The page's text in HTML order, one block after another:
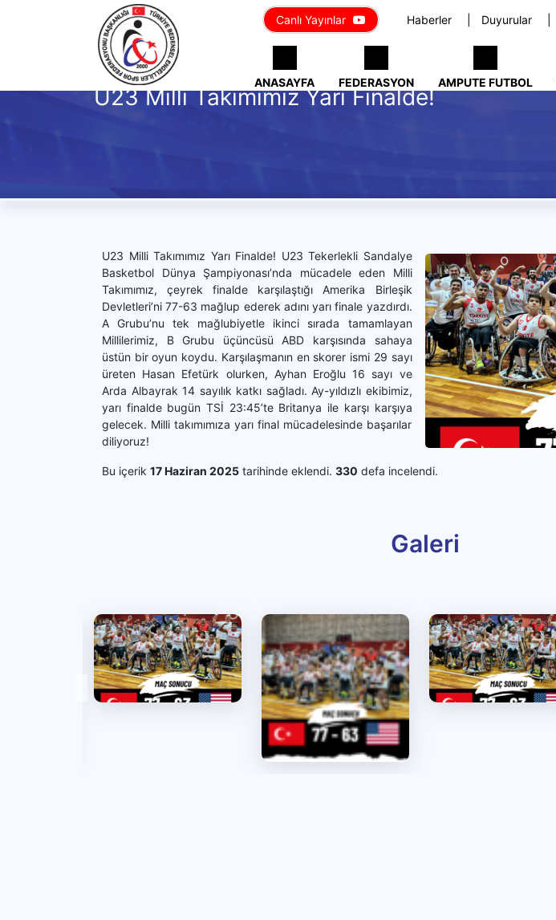
Haberler Duyurular
Canlı Yayınlar
ANASAYFA FEDERASYON AMPUTE FUTBOL
U23 Milli Takımımız Yarı Finalde!
U23 Milli Takımımız Yarı Finalde! U23 Tekerlekli Sandalye
Basketbol Dünya Şampiyonası’nda mücadele eden Milli
Takımımız, çeyrek finalde karşılaştığı Amerika Birleşik
Devletleri’ni 77-63 mağlup ederek adını yarı finale yazdırdı.
A Grubu’nu tek mağlubiyetle ikinci sırada tamamlayan
Millilerimiz, B Grubu üçüncüsü ABD karşısında sahaya
üstün bir oyun koydu. Karşılaşmanın en skorer ismi 29 sayı
üreten Hasan Efetürk olurken, Ayhan Eroğlu 16 sayı ve
Arda Albayrak 14 sayılık katkı sağladı. Ay-yıldızlı ekibimiz,
yarı finalde bugün TSİ 23:45’te Britanya ile karşı karşıya
gelecek. Milli takımımıza yarı final mücadelesinde başarılar
diliyoruz!
Bu içerik 17 Haziran 2025 tarihinde eklendi. 330 defa incelendi.
Galeri